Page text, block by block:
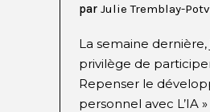
par Julie Tremblay-
La semaine dernière,
privilège de
Repenser le
personnel avec L’IA